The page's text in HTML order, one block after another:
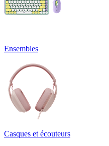
Ensembles
Casques et écouteurs